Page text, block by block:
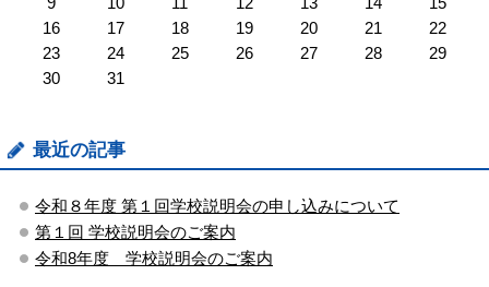
16
17 18 19 20 21
22
23
24 25 26 27 28
29
30
31
最近の記事
令和８年度 第１回学校説明会の申し込みについて
第１回 学校説明会のご案内
令和8年度 学校説明会のご案内